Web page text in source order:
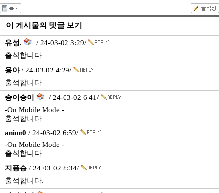
이 게시물의 댓글 보기
유성.
/ 24-03-02 3:29/
출석합니다
용아/ 24-03-02 4:29/
출석합니다
송이송이
/ 24-03-02 6:41/
-On Mobile Mode -
출석합니다
anion0 / 24-03-02 6:59/
-On Mobile Mode -
출석합니다
지풍승 / 24-03-02 8:34/
출석합니다.